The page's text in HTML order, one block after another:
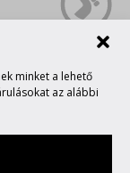
minket a lehető
az alábbi